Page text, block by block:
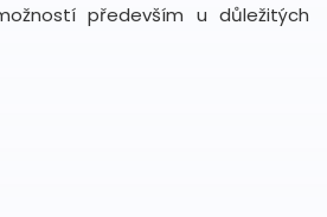
především u důležitých